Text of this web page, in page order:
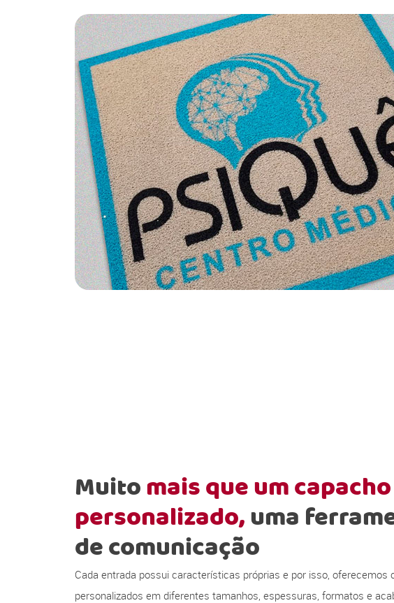
Muitomais que um capacho
personalizado,uma
de comunicação
Cada entrada possui características próprias e por isso, oferecemos
personalizados em diferentes tamanhos, espessuras, formatos e